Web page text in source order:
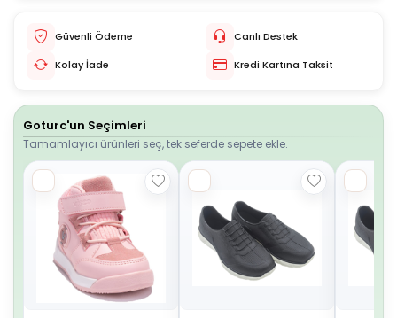
Güvenli Ödeme
Canlı Destek
Kolay İade
Kredi Kartına Taksit
Goturc'un Seçimleri
Tamamlayıcı ürünleri seç, tek seferde sepete ekle.